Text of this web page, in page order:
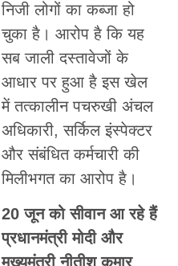
निजी लोगों का कब्जा हो
चुका है। आरोप है कि यह
सब जाली दस्तावेजों के
आधार पर हुआ है इस खेल
में तत्कालीन पचरुखी अंचल
अधिकारी, सर्किल इंस्पेक्टर
और संबंधित कर्मचारी की
मिलीभगत का आरोप है।
20 जून को सीवान आ रहे हैं
प्रधानमंत्री मोदी और
मुख्यमंत्री नीतीश कुमार